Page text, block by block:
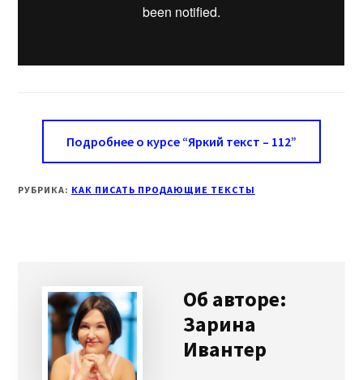
Подробнее о курсе “Яркий текст – 112”
РУБРИКА: КАК ПИСАТЬ ПРОДАЮЩИЕ ТЕКСТЫ
Об авторе:
Зарина
Ивантер